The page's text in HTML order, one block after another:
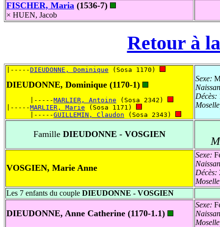
FISCHER, Maria (1536-7)
× HUEN, Jacob
Retour à
|-----DIEUDONNE, Dominique (Sosa 1170)
DIEUDONNE, Dominique (1170-1)
      |-----
MARLIER, Antoine (Sosa 2342)
|-----MARLIER, Marie (Sosa 1171)
      |-----
GUILLEMIN, Claudon (Sosa 2343)
Sexe:
Décès:
Famille DIEUDONNE - VOSGIEN
VOSGIEN, Marie Anne
Sexe:
Décès:
Les 7 enfants du couple DIEUDONNE - VOSGIEN
DIEUDONNE, Anne Catherine (1170-1.1)
Sexe: